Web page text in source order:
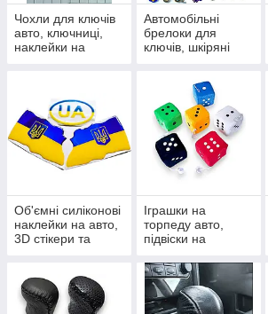
Чохли для ключів
авто, ключниці,
наклейки на
Автомобільні
брелоки для
ключів, шкіряні
Об'ємні силіконові
наклейки на авто,
3D стікери та
Іграшки на
торпеду авто,
підвіски на
сувеніри